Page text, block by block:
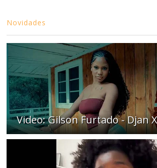
Novidades
Video: Gilson Furtado - Djan